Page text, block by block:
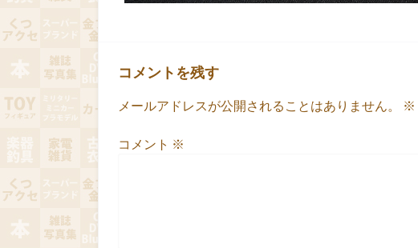
コメントを残す
メールアドレスが公開されることはありません。 ※
コメント ※